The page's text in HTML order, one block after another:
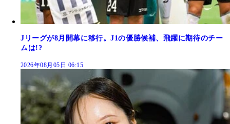
Jリーグが8月開幕に移行。J1の優勝候補、飛躍に期待のチー
ムは!?
2026年08月05日 06:15